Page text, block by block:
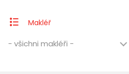
Makléř
- všichni makléři -